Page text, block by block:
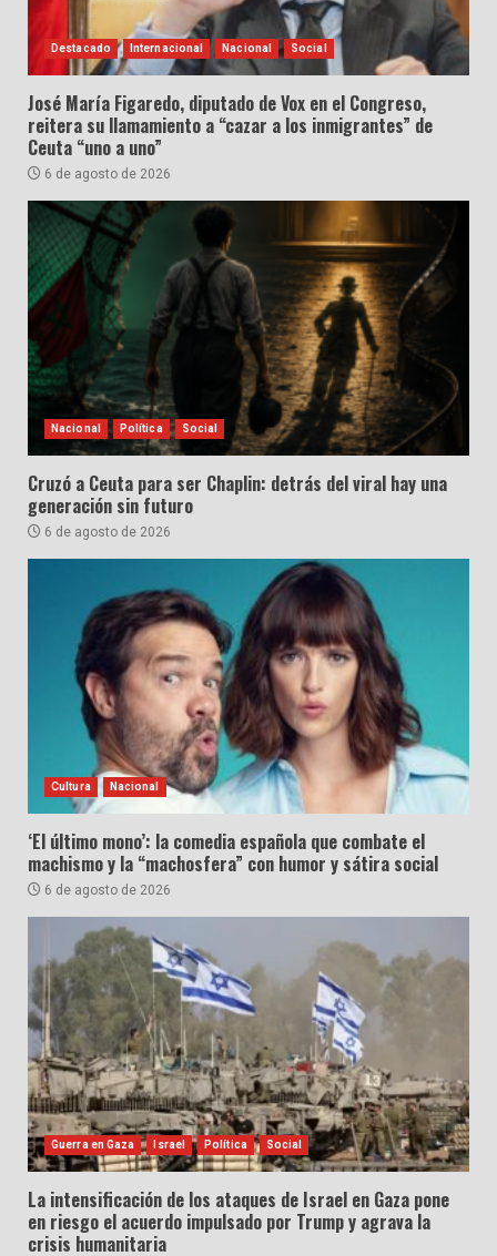
Destacado Internacional Nacional Social
José María Figaredo, diputado de Vox en el Congreso,
reitera su llamamiento a “cazar a los inmigrantes” de
Ceuta “uno a uno”
6 de agosto de 2026
Nacional Política Social
Cruzó a Ceuta para ser Chaplin: detrás del viral hay una
generación sin futuro
6 de agosto de 2026
Cultura Nacional
‘El último mono’: la comedia española que combate el
machismo y la “machosfera” con humor y sátira social
6 de agosto de 2026
Guerra en Gaza Israel Política Social
La intensificación de los ataques de Israel en Gaza pone
en riesgo el acuerdo impulsado por Trump y agrava la
crisis humanitaria